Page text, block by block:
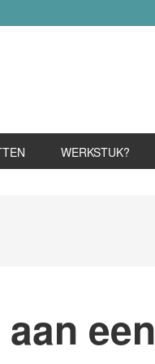
WERKSTUK?
een